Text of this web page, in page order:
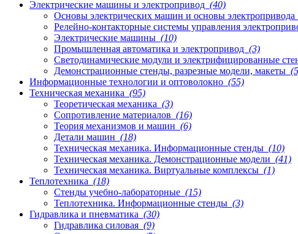
Электрические машины и электропривод (40)
Основы электрических машин и основы электропривода
Релейно-контакторные системы управления
Электрические машины (10)
Промышленная автоматика и электропривод (3)
Светодинамические модули и электрифицированные
Демонстрационные стенды, разрезные модели, макеты
Информационные технологии и оптоволокно (55)
Техническая механика (95)
Теоретическая механика (3)
Сопротивление материалов (16)
Теория механизмов и машин (6)
Детали машин (18)
Техническая механика. Информационные стенды (10)
Техническая механика. Демонстрационные модели (41)
Техническая механика. Виртуальные комплексы (1)
Теплотехника (18)
Стенды учебно-лабораторные (15)
Теплотехника. Информационные стенды (3)
Гидравлика и пневматика (30)
Гидравлика силовая (9)